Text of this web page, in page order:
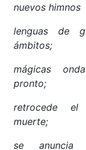
nuevos
lenguas de
mágicas
retrocede el
se